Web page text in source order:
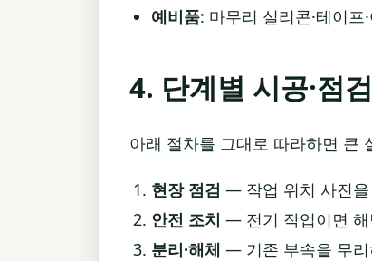
예비품: 마무리 실리콘·테이프
4. 단계별 시공·점
아래 절차를 그대로 따라하면 큰
현장 점검 — 작업 위치 사진을
안전 조치 — 전기 작업이면 해
분리·해체 — 기존 부속을 무리